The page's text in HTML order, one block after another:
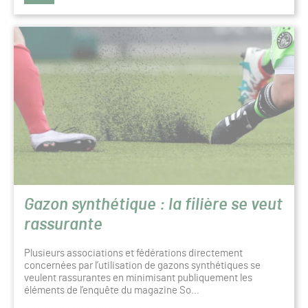
Gazon synthétique : la filière se veut
rassurante
Plusieurs associations et fédérations directement
concernées par l’utilisation de gazons synthétiques se
veulent rassurantes en minimisant publiquement les
éléments de l’enquête du magazine So…